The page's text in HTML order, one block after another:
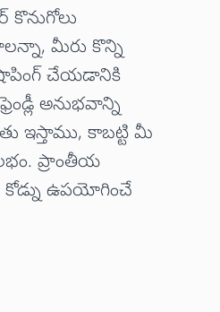
కొనుగోలు
మీరు కొన్ని
షాపింగ్ చేయడానికి
అనుభవాన్ని
ఇస్తాము, కాబట్టి మీ
ప్రాంతీయ
కోడ్ను ఉపయోగించే